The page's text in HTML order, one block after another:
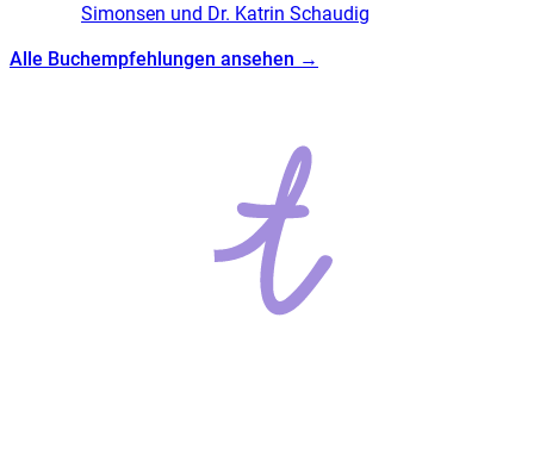
Simonsen und Dr. Katrin Schaudig
Alle Buchempfehlungen ansehen →